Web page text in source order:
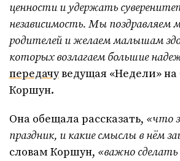
ценности и удержать
независимость. Мы поздравляем
родителей и желаем малышам
которых возлагаем большие
передачуведущая «Недели» на
Коршун.
Она обещала рассказать, «что
праздник, и какие смыслы в нём
словам Коршун, «важно